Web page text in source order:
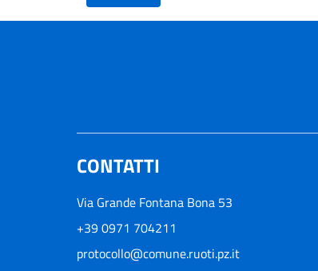
CONTATTI
Via Grande Fontana Bona 53
+39 0971 704211
protocollo@comune.ruoti.pz.it